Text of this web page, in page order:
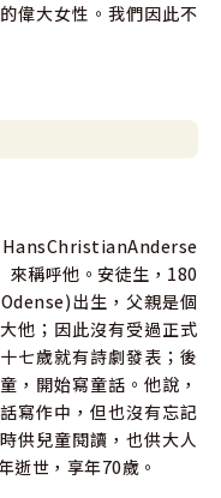
偉大女性。我們因此不
稱呼他。安徒生，180
出生，父親是個
他；因此沒有受過正式
七歲就有詩劇發表；後
，開始寫童話。他說，
寫作中，但也沒有忘記
供兒童閱讀，也供大人
世，享年70歲。